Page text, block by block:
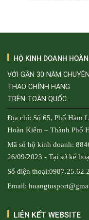
HỘ KINH DOANH
VỚI GẦN 30 NĂM
THAO CHÍNH HÃNG
TRÊN TOÀN QUỐC.
Địa chỉ: Số 65, Phố Hàm
Hoàn Kiếm – Thành Phố
Mã số hộ kinh doanh:
26/09/2023 - Tại sở kế
Số điện
Email:
LIÊN KẾT WEBSITE